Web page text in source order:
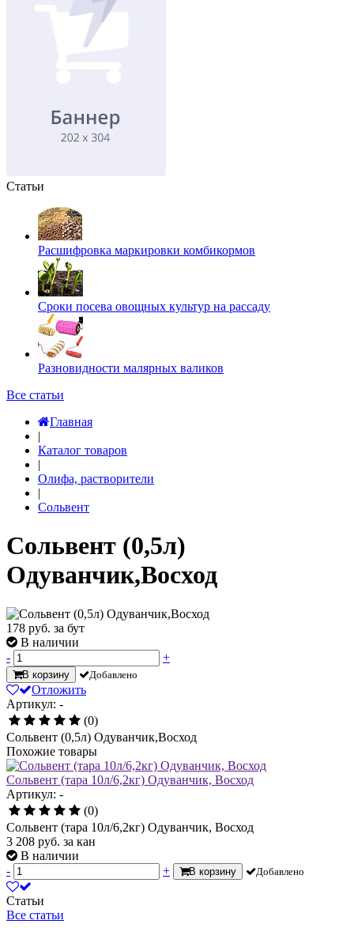
Статьи
Расшифровка маркировки комбикормов
Сроки посева овощных культур на рассаду
Разновидности малярных валиков
Все статьи
Главная
|
Каталог товаров
|
Олифа, растворители
|
Сольвент
Сольвент (0,5л)
Одуванчик,Восход
178 руб. за бут
В наличии
-
+
В корзину Добавлено
Отложить
Артикул: -
(0)
Сольвент (0,5л) Одуванчик,Восход
Похожие товары
Сольвент (тара 10л/6,2кг) Одуванчик, Восход
Артикул: -
(0)
Сольвент (тара 10л/6,2кг) Одуванчик, Восход
3 208 руб. за кан
В наличии
-
+ В корзину Добавлено
Статьи
Все статьи